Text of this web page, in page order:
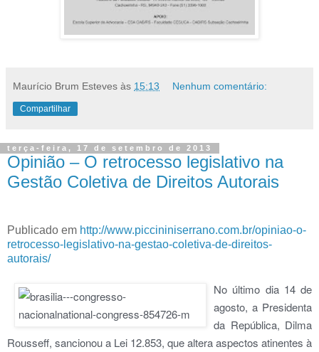
Maurício Brum Esteves às 15:13 Nenhum comentário:
Compartilhar
terça-feira, 17 de setembro de 2013
Opinião – O retrocesso legislativo na
Gestão Coletiva de Direitos Autorais
Publicado em http://www.piccininiserrano.com.br/opiniao-o-
retrocesso-legislativo-na-gestao-coletiva-de-direitos-
autorais/
No último dia 14 de
agosto, a Presidenta
da República, Dilma
Rousseff, sancionou a Lei 12.853, que altera aspectos atinentes à